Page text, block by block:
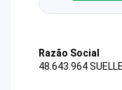
Razão Social
48.643.964